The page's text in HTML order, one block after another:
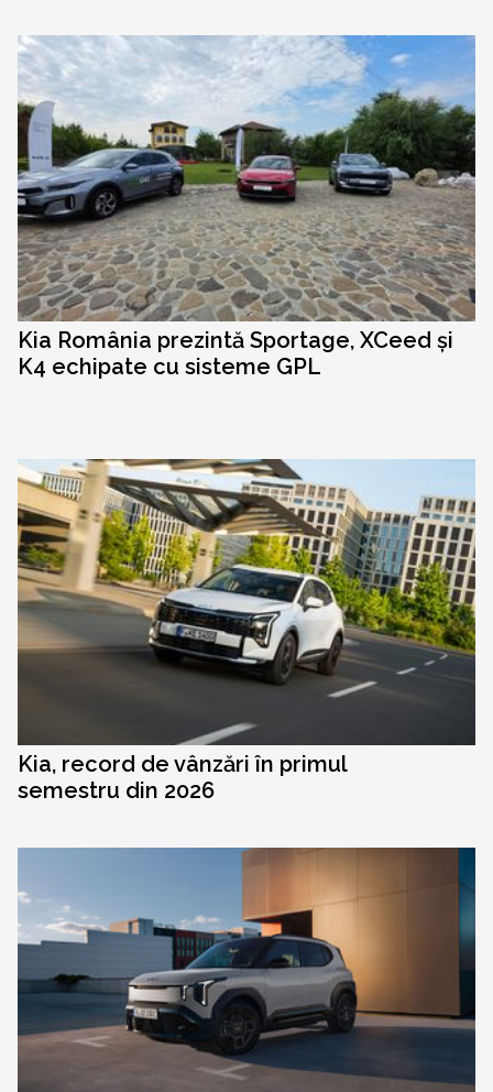
Kia România prezintă Sportage, XCeed și
K4 echipate cu sisteme GPL
Kia, record de vânzări în primul
semestru din 2026